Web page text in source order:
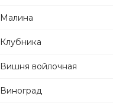
Малина
Клубника
Вишня войлочная
Виноград